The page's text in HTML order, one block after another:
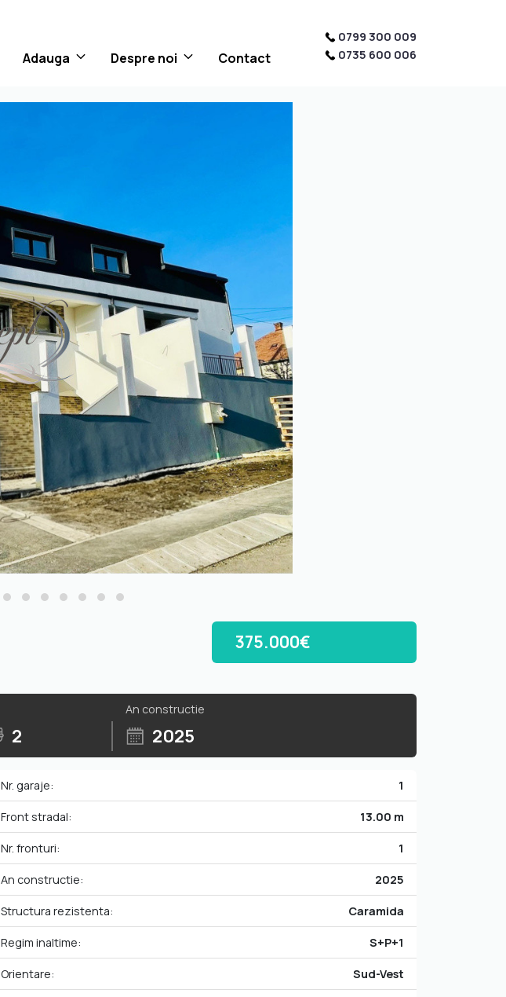
Adauga Despre noi Contact
0799 300 009
0735 600 006
375.000€
2
An constructie
2025
Nr. garaje: 1
Front stradal: 13.00 m
Nr. fronturi: 1
An constructie: 2025
Structura rezistenta: Caramida
Regim inaltime: S+P+1
Orientare: Sud-Vest